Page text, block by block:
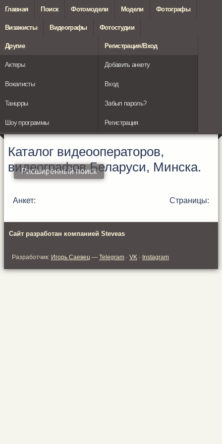
Главная Поиск Фотомодели Модели Фотографы
Визажисты Видеографы Фотостудии
Другие
Актеры
Вокалисты
Танцоры
Шоу программы
Регистрация/Вход
Добавить анкету
Вход
Забыл пароль?
Регистрация
Каталог видеооператоров,
видеографов Беларуси, Минска.
Расширенный поиск
Анкет: Страницы:
Сайт разработан компанией Steveas
Разработчик: Игорь Саевец — Telegram · VK · Instagram